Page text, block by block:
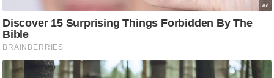
नु
स्खे
प
र्य